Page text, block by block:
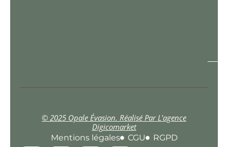
© 2025 Opale Évasion. Réalisé Par L'agence
Digicomarket
Mentions légales CGU RGPD